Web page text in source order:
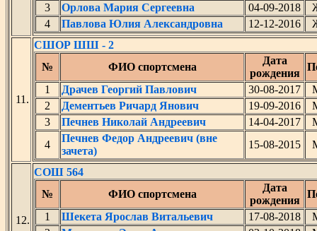
3
Орлова Мария Сергеевна 04-09-2018
4
Павлова Юлия Александровна 12-12-2016
11.
СШОР ШШ - 2
№
ФИО спортсмена
Дата
рождения
1
Драчев Георгий Павлович 30-08-2017
2
Дементьев Ричард Янович 19-09-2016
3
Печнев Николай Андреевич 14-04-2017
4
Печнев Федор Андреевич (вне
зачета)
15-08-2015
12.
СОШ 564
№
ФИО спортсмена
Дата
рождения
1
Шекета Ярослав Витальевич 17-08-2018